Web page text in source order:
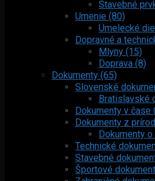
Stavebné
Umenie (80)
Umelecké
Dopravné a
Mlyny (15)
Doprava (8)
Dokumenty (65)
Slovenské
Bratislavské
Dokumenty v čase
Dokumenty z
Dokumenty
Technické
Stavebné
Športové